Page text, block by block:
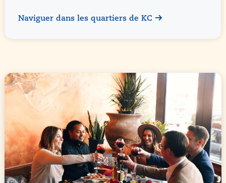
Naviguer dans les quartiers de KC